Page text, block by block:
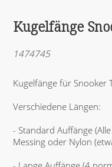
Kugelfänge
1474745
Kugelfänge für Snooker
Verschiedene Längen:
- Standard Auffänge
Messing oder Nylon